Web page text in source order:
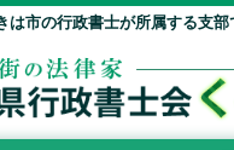
は市の行政書士が所属する支部